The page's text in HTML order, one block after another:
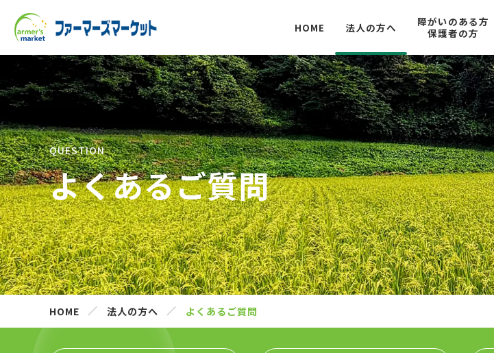
HOME 法人の方へ
障がいのある方
保護者の方
QUESTION
よくあるご質問
HOME 法人の方へ よくあるご質問